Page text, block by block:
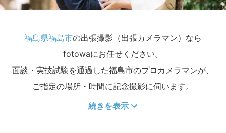
福島県福島市の出張撮影（出張カメラマン）なら
fotowaにお任せください。
面談・実技試験を通過した福島市のプロカメラマンが、
ご指定の場所・時間に記念撮影に伺います。
続きを表示